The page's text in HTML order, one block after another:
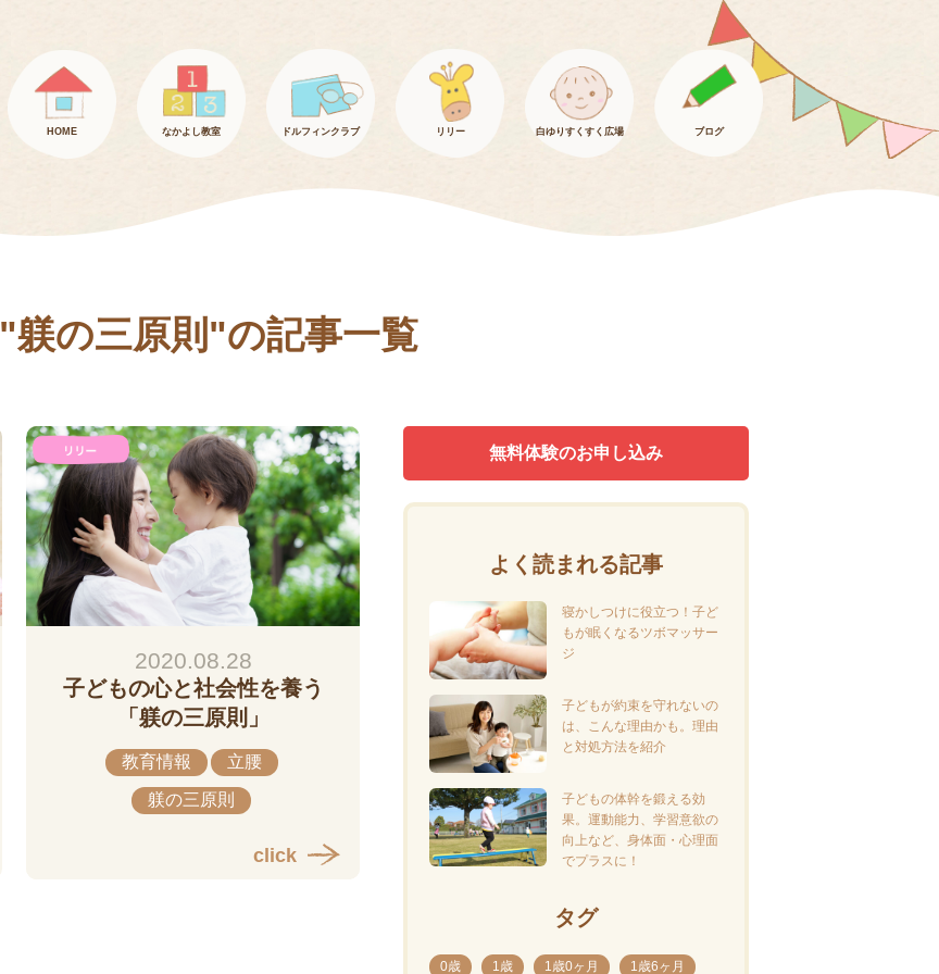
HOME なかよし教室 ドルフィンクラブ リリー 白ゆりすくすく広場 ブログ
"躾の三原則"の記事一覧
2020.08.28
子どもの心と社会性を養う
「躾の三原則」
教育情報 立腰
躾の三原則
click
無料体験のお申し込み
よく読まれる記事
寝かしつけに役立つ！子ど
もが眠くなるツボマッサー
ジ
子どもが約束を守れないの
は、こんな理由かも。理由
と対処方法を紹介
子どもの体幹を鍛える効
果。運動能力、学習意欲の
向上など、身体面・心理面
でプラスに！
タグ
0歳 1歳 1歳0ヶ月 1歳6ヶ月